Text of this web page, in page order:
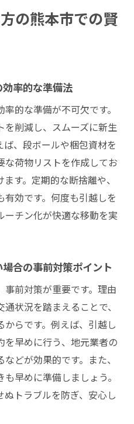
チェックリスト活用法
い人の費用節約法
しで活用すべき節約術
のための賢い見積もり
しで費用を安く抑える
整理の節約効果とコツ
引越し節約プラン例
用を抑えるコツを解説
で引越し料金を比較し
合の相場チェック方法
包・荷物整理のポイン
抑えるための工夫
ための費用見直し術
知る効率的な準備方法
する時短準備のコツ
の熊本市での賢
率的な準備法
的な準備が不可欠です。
削減し、スムーズに新生
、段ボールや梱包資材を
荷物リストを作成してお
す。定期的な断捨離や、
効です。何度も引越しを
チン化が快適な移動を実
合の事前対策ポイント
前対策が重要です。理由
状況を踏まえることで、
らです。例えば、引越し
早めに行う、地元業者の
どが効果的です。また、
早めに準備しましょう。
トラブルを防ぎ、安心し